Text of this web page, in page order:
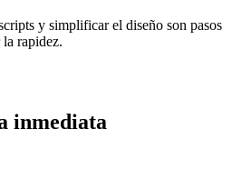
y simplificar el diseño son pasos
la rapidez.
inmediata